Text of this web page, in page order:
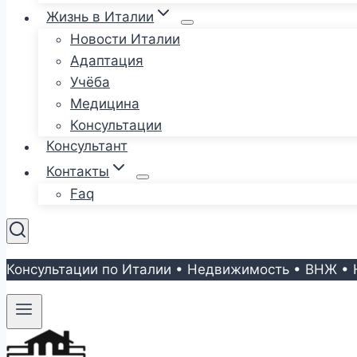
Жизнь в Италии
Новости Италии
Адаптация
Учёба
Медицина
Консультации
Консультант
Контакты
Faq
Консультации по Италии • Недвижимость • ВНЖ •